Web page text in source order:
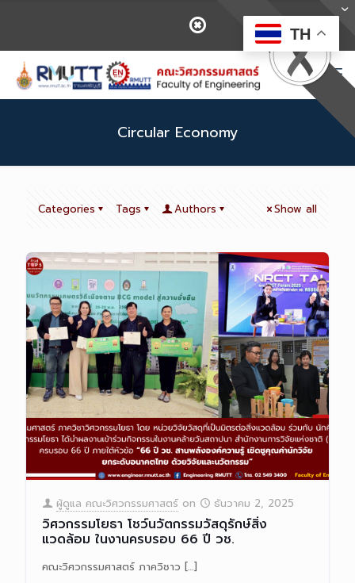
Circular Economy
Categories Tags Authors Show all
ผู้ดูแล คณะวิศวกรรมศาสตร์ on ธันวาคม 2, 2025
วิศวกรรมโยธา โชว์นวัตกรรมวัสดุรักษ์สิ่ง
แวดล้อม ในงานครบรอบ 66 ปี วช.
คณะวิศวกรรมศาสตร์ ภาควิชาว […]
TH